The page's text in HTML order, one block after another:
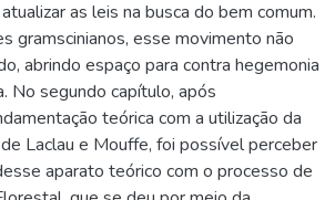
as leis na busca do bem comum.
gramscinianos, esse movimento não
abrindo espaço para contra hegemonia
No segundo capítulo, após
teórica com a utilização da
Laclau e Mouffe, foi possível perceber
aparato teórico com o processo de